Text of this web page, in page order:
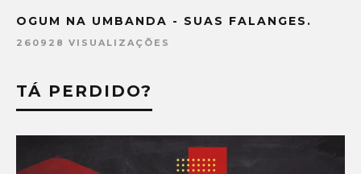
OGUM NA UMBANDA - SUAS FALANGES.
260928 VISUALIZAÇÕES
TÁ PERDIDO?